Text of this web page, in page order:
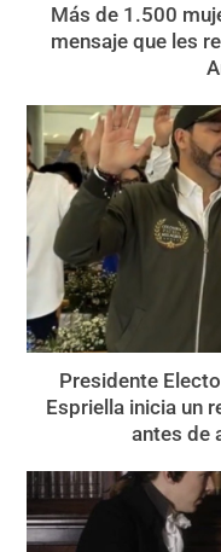
Más de 1.500
mensaje que les
Presidente
Espriella inicia un
antes de